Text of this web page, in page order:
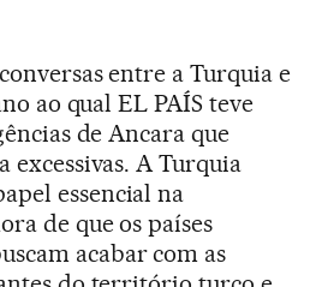
entre a Turquia e
ao qual EL PAÍS teve
de Ancara que
excessivas. A Turquia
essencial na
de que os países
acabar com as